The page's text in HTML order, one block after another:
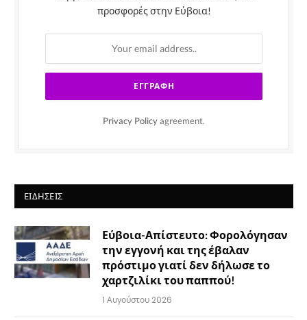
προσφορές στην Εύβοια!
Privacy Policy agreement.
ΕΙΔΉΣΕΙΣ
Εύβοια-Απίστευτο: Φορολόγησαν
την εγγονή και της έβαλαν
πρόστιμο γιατί δεν δήλωσε το
χαρτζιλίκι του παππού!
1 Αυγούστου 2026